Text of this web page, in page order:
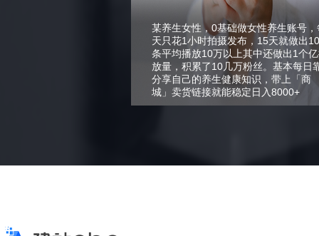
某养生女性，0基础做女性养生账号，
天只花1小时拍摄发布，15天就做出10
条平均播放10万以上其中还做出1个
放量，积累了10几万粉丝。基本每日
分享自己的养生健康知识，带上「商
城」卖货链接就能稳定日入8000+